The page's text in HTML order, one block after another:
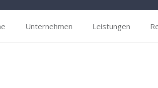
Unternehmen Leistungen